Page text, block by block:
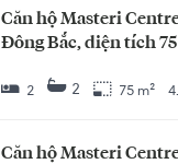
Căn hộ Masteri
Đông Bắc, diện tích 75
2 2 75 m²
Căn hộ Masteri